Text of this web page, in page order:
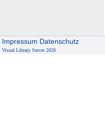
Impressum Datenschutz
Visual Library Server 2026